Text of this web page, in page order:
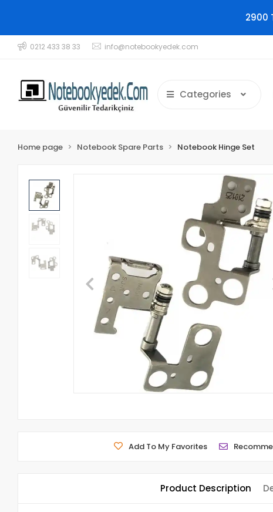
2900
0212 433 38 33 info@notebookyedek.com
Categories
Home page Notebook Spare Parts Notebook Hinge Set
Add To My Favorites
Product Description